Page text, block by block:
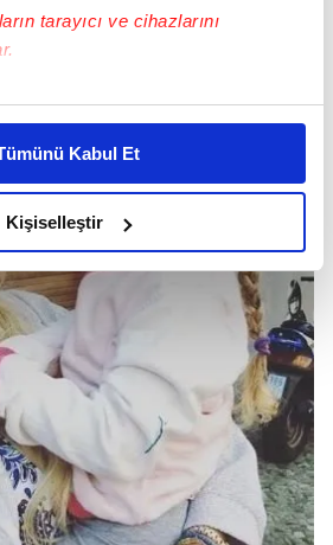
tarayıcı ve cihazlarını
halinde sizlere özel
yaşatabiliriz. Bunu yaparken
iyi bir reklam deneyimi sunmak
iyi içerikleri sunabilmek adına
gösterdiğimizi ve bu noktada,
karşılamak noktasında tek gelir
hatırlatmak isteriz.
bu çerezlere izin vermedikleri
reklamlar
sunabilmek için İnternet
üçüncü kişilere ait çerezler
vasıtasıyla çeşitli kişisel
Kabul Et
Kişiselleştir